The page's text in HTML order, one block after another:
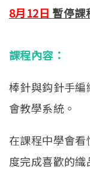
8月12日 暫停課
課程內容：
棒針與鈎針手
會教學系統。
在課程中學會
度完成喜歡的織